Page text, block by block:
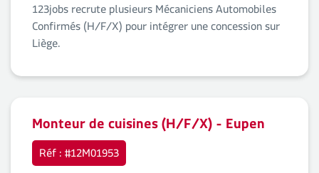
123jobs recrute plusieurs Mécaniciens Automobiles
Confirmés (H/F/X) pour intégrer une concession sur
Liège.
Monteur de cuisines (H/F/X) - Eupen
Réf : #12M01953